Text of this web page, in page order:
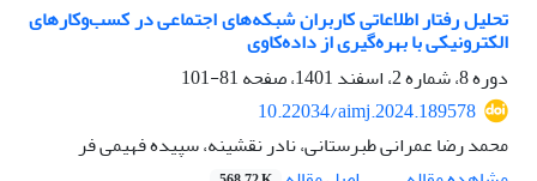
تحلیل رفتار اطلاعاتی کاربران شبکه‌های اجتماعی در کسب‌وکارهای
الکترونیکی با بهره‌گیری از داده‌کاوی
دوره 8، شماره 2، اسفند 1401، صفحه
81-101
10.22034/aimj.2024.189578
محمد رضا عمرانی طبرستانی، نادر نقشینه، سپیده فهیمی فر